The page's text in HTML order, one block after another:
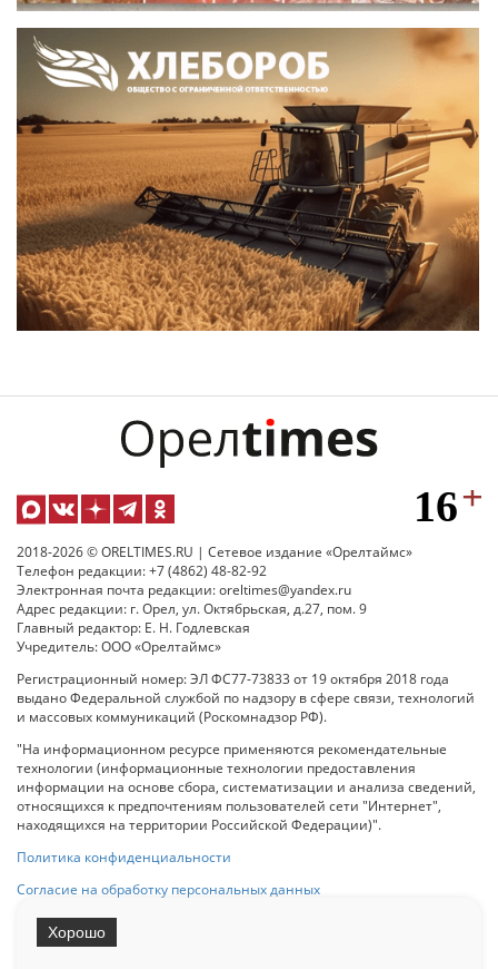
2018-2026 © ORELTIMES.RU | Сетевое издание «Орелтаймс»
Телефон редакции: +7 (4862) 48-82-92
Электронная почта редакции: oreltimes@yandex.ru
Адрес редакции: г. Орел, ул. Октябрьская, д.27, пом. 9
Главный редактор: Е. Н. Годлевская
Учредитель: ООО «Орелтаймс»
Регистрационный номер: ЭЛ ФС77-73833 от 19 октября 2018 года
выдано Федеральной службой по надзору в сфере связи, технологий
и массовых коммуникаций (Роскомнадзор РФ).
"На информационном ресурсе применяются рекомендательные
технологии (информационные технологии предоставления
информации на основе сбора, систематизации и анализа сведений,
относящихся к предпочтениям пользователей сети "Интернет",
находящихся на территории Российской Федерации)".
Политика конфиденциальности
Согласие на обработку персональных данных
Хорошо